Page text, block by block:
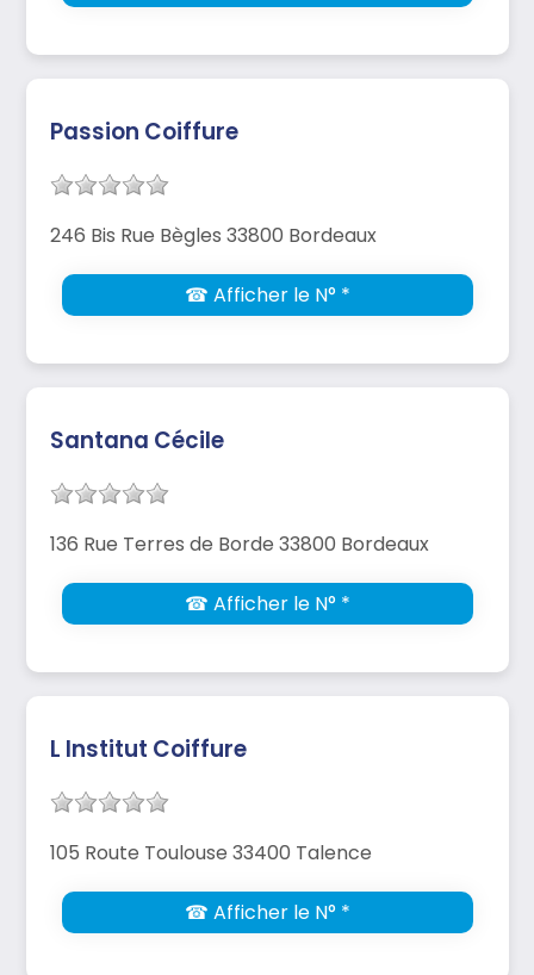
Passion Coiffure
246 Bis Rue Bègles 33800 Bordeaux
☎ Afficher le N° *
Santana Cécile
136 Rue Terres de Borde 33800 Bordeaux
☎ Afficher le N° *
L Institut Coiffure
105 Route Toulouse 33400 Talence
☎ Afficher le N° *